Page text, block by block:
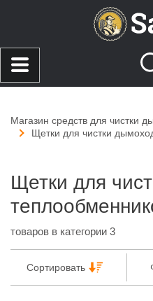
Магазин средств для чистки
Щетки для чистки
Щетки для
товаров в категории 3
Сортировать